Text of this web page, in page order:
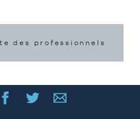
des professionnels